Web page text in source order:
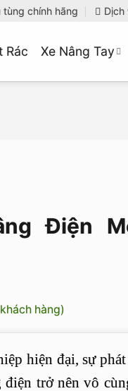
tùng chính hãng Dịch
Rác Xe Nâng Tay
Điện
hàng)
hiện đại, sự
điện trở nên vô